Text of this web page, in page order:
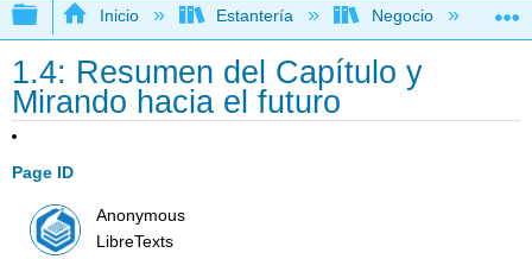
Expandir/contraer jerarquía global
Inicio Estantería Negocio
1.4: Resumen del Capítulo y
Mirando hacia el futuro
Page ID
Anonymous
LibreTexts